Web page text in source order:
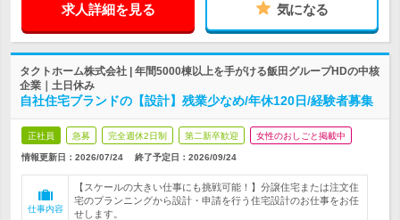
求人詳細を見る 気になる
タクトホーム株式会社 | 年間5000棟以上を手がける飯田グループHDの中核
企業｜土日休み
自社住宅ブランドの【設計】残業少なめ/年休120日/経験者募集
正社員 急募 完全週休2日制 第二新卒歓迎 女性のおしごと掲載中
情報更新日：2026/07/24 終了予定日： 2026/09/24
仕事内容
【スケールの大きい仕事にも挑戦可能！】分譲住宅または注文住
宅のプランニングから設計・申請を行う住宅設計のお仕事をお任
せします。